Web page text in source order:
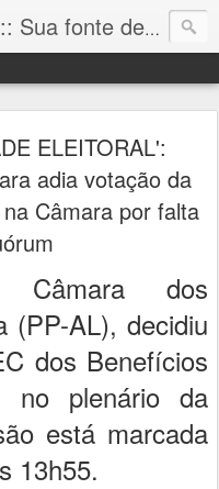
Blog do Prof. Escolástico :: Sua fonte de informação!
ELEITORAL':
adia votação da
Câmara por falta
dos
(PP-AL), decidiu
dos Benefícios
no plenário da
está marcada
13h55.